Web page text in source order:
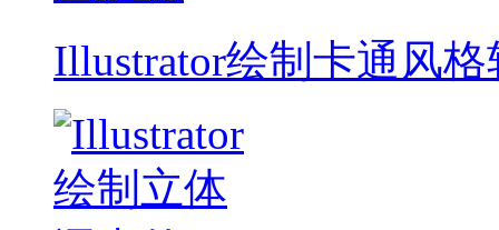
Illustrator绘制卡通风格